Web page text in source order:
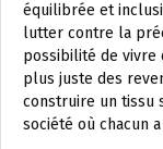
équilibrée et
lutter contre la
possibilité de vivre
plus juste des
construire un tissu
société où chacun